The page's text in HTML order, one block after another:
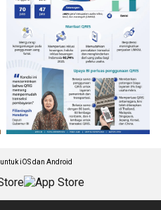
iOS dan Android